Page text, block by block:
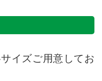
イズご用意してお